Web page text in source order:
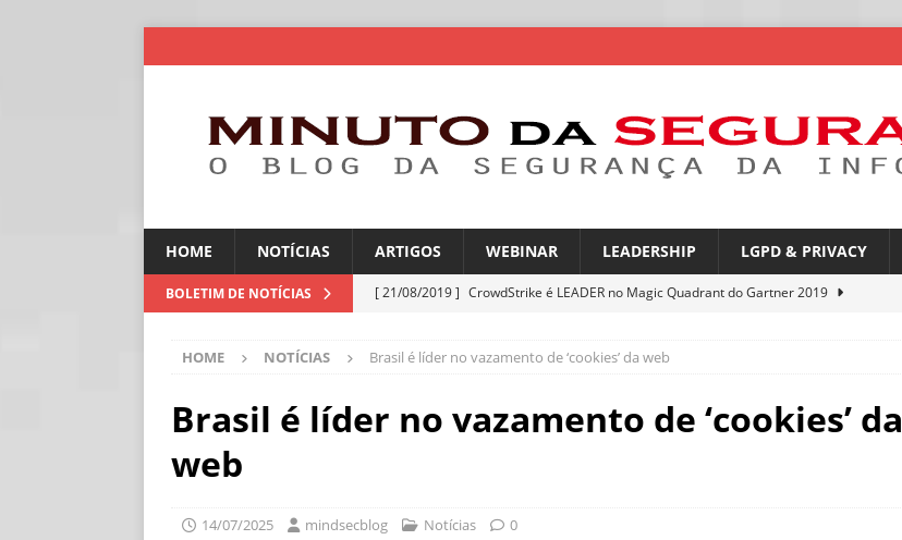
HOME NOTÍCIAS ARTIGOS WEBINAR LEADERSHIP LGPD & PRIVACY
BOLETIM DE NOTÍCIAS [ 21/08/2019 ] CrowdStrike é LEADER no Magic Quadrant do Gartner 2019
[ 30/07/2026 ] ChatGPT entra na mira de campanhas de phishing
Nomes no WhatsApp privacidade ou novas oportunidades de golpes
[ 30/07/2026 ]
HOME NOTÍCIAS Brasil é líder no vazamento de ‘cookies’ da web
Brasil é líder no vazamento de ‘cookies’ da
web
14/07/2025 mindsecblog Notícias 0